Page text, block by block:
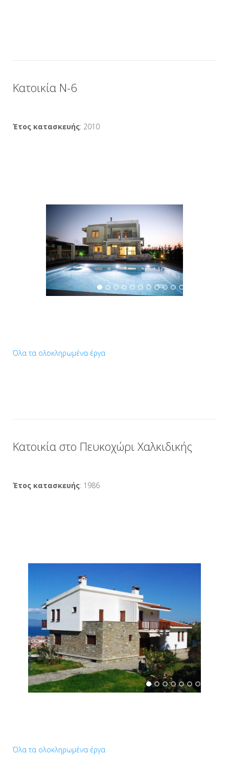
Κατοικία Ν-6
Έτος κατασκευής: 2010
Όλα τα ολοκληρωμένα έργα
Κατοικία στο Πευκοχώρι Χαλκιδικής
Έτος κατασκευής: 1986
Όλα τα ολοκληρωμένα έργα